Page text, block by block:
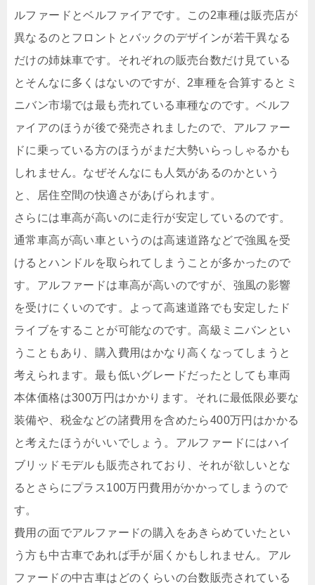
ルファードとベルファイアです。この2車種は販売店が
異なるのとフロントとバックのデザインが若干異なる
だけの姉妹車です。それぞれの販売台数だけ見ている
とそんなに多くはないのですが、2車種を合算するとミ
ニバン市場では最も売れている車種なのです。ベルフ
ァイアのほうが後で発売されましたので、アルファー
ドに乗っている方のほうがまだ大勢いらっしゃるかも
しれません。なぜそんなにも人気があるのかという
と、居住空間の快適さがあげられます。
さらには車高が高いのに走行が安定しているのです。
通常車高が高い車というのは高速道路などで強風を受
けるとハンドルを取られてしまうことが多かったので
す。アルファードは車高が高いのですが、強風の影響
を受けにくいのです。よって高速道路でも安定したド
ライブをすることが可能なのです。高級ミニバンとい
うこともあり、購入費用はかなり高くなってしまうと
考えられます。最も低いグレードだったとしても車両
本体価格は300万円はかかります。それに最低限必要な
装備や、税金などの諸費用を含めたら400万円はかかる
と考えたほうがいいでしょう。アルファードにはハイ
ブリッドモデルも販売されており、それが欲しいとな
るとさらにプラス100万円費用がかかってしまうので
す。
費用の面でアルファードの購入をあきらめていたとい
う方も中古車であれば手が届くかもしれません。アル
ファードの中古車はどのくらいの台数販売されている